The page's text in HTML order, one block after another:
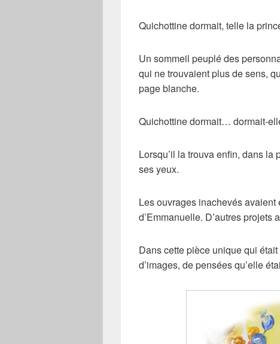
Quichottine dormait, telle la
Un sommeil peuplé des
qui ne trouvaient plus de sens,
page blanche.
Quichottine dormait… dormait-
Lorsqu’il la trouva enfin, dans la
ses yeux.
Les ouvrages inachevés
d’Emmanuelle. D’autres projets
Dans cette pièce unique qui
d’images, de pensées qu’elle